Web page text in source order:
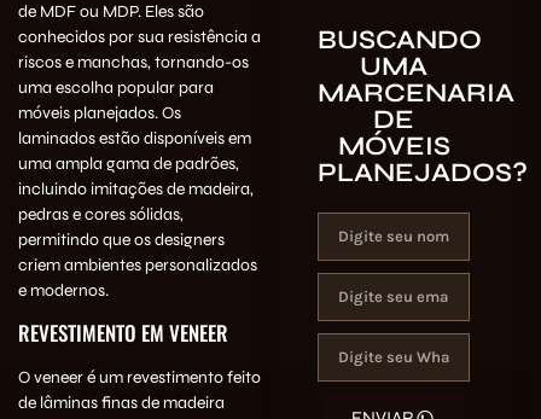
de MDF ou MDP. Eles são
conhecidos por sua resistência a
riscos e manchas, tornando-os
uma escolha popular para
móveis planejados. Os
laminados estão disponíveis em
uma ampla gama de padrões,
incluindo imitações de madeira,
pedras e cores sólidas,
permitindo que os designers
criem ambientes personalizados
e modernos.
REVESTIMENTO EM VENEER
O veneer é um revestimento feito
de lâminas finas de madeira
BUSCANDO
UMA
MARCENARIA
DE
MÓVEIS
PLANEJADOS?